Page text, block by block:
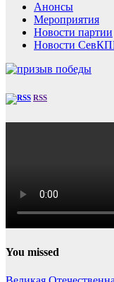
Анонсы
Мероприятия
Новости партии
Новости
RSS
You missed